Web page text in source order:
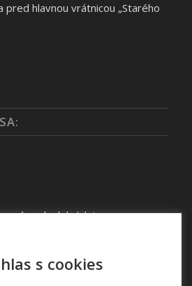
pred hlavnou vrátnicou „Starého
osobných údajov
cookie
s cookies